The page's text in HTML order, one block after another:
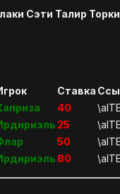
Сэти Талир
Ставка
40
25
50
80